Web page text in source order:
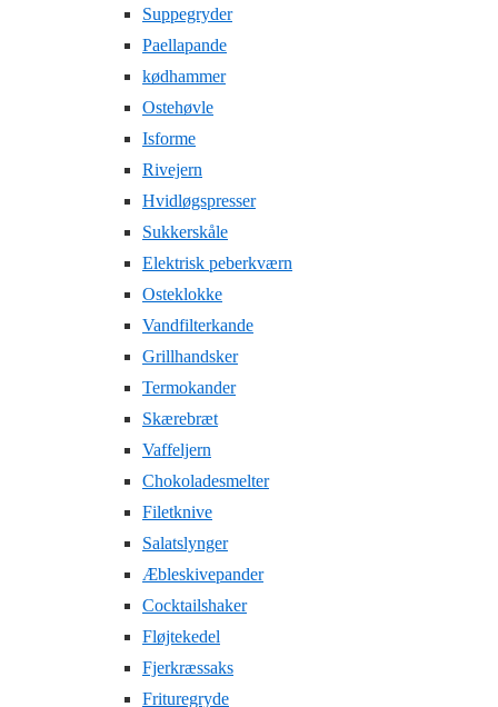
Suppegryder
Paellapande
kødhammer
Ostehøvle
Isforme
Rivejern
Hvidløgspresser
Sukkerskåle
Elektrisk peberkværn
Osteklokke
Vandfilterkande
Grillhandsker
Termokander
Skærebræt
Vaffeljern
Chokoladesmelter
Filetknive
Salatslynger
Æbleskivepander
Cocktailshaker
Fløjtekedel
Fjerkræssaks
Frituregryde